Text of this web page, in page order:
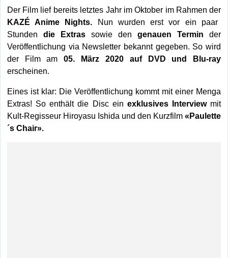
Der Film lief bereits letztes Jahr im Oktober im Rahmen der
KAZÉ Anime Nights. Nun wurden erst vor ein paar
Stunden die Extrassowie dengenauen Termin der
Veröffentlichung via Newsletter bekannt gegeben. So wird
der Film am05. März 2020 auf DVD und Blu-ray
erscheinen.
Eines ist klar: Die Veröffentlichung kommt mit einer Menga
Extras! So enthält die Disc ein exklusives Interviewmit
Kult-Regisseur Hiroyasu Ishida und den Kurzfilm«Paulette
´s Chair».